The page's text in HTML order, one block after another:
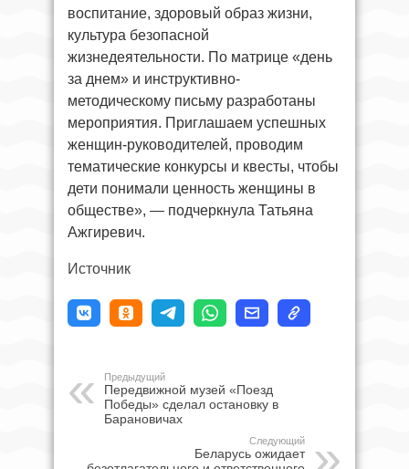
воспитание, здоровый образ жизни,
культура безопасной
жизнедеятельности. По матрице «день
за днем» и инструктивно-
методическому письму разработаны
мероприятия. Приглашаем успешных
женщин-руководителей, проводим
тематические конкурсы и квесты, чтобы
дети понимали ценность женщины в
обществе», — подчеркнула Татьяна
Ажгиревич.
Источник
Предыдущий
Передвижной музей «Поезд
Победы» сделал остановку в
Барановичах
Следующий
Беларусь ожидает